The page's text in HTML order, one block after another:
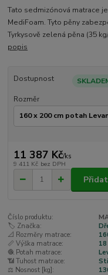
Tato sedmizónová matrace
MediFoam. Tyto pěny
Tyrkysově zelená pěna (35
popis
Dostupnost
Rozměr
11 387 Kč/ks
9 411 Kč bez DPH
Číslo produktu:
🏷️ Značka:
📐 Rozměry matrace:
📏 Výška matrace:
🧶 Potah matrace:
📶 Tuhost matrace:
⚖️ Nosnost [kg]: